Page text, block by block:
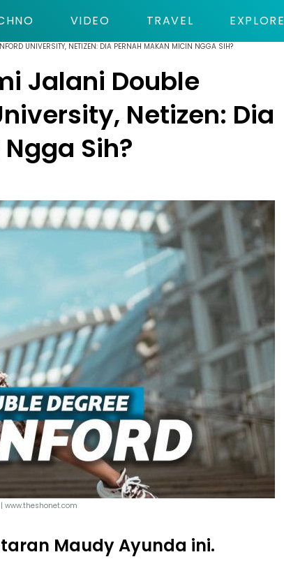
VIDEO TRAVEL EXPLORE
UNIVERSITY, NETIZEN: DIA PERNAH MAKAN MICIN NGGA SIH?
Jalani Double
Netizen: Dia
Sih?
www.theshonet.com
Maudy Ayunda ini.